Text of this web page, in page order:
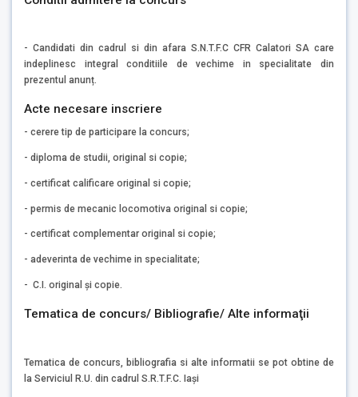
- Candidati din cadrul si din afara S.N.T.F.C CFR Calatori SA care
indeplinesc integral conditiile de vechime in specialitate din
prezentul anunț.
Acte necesare inscriere
- cerere tip de participare la concurs;
- diploma de studii, original si copie;
- certificat calificare original si copie;
- permis de mecanic locomotiva original si copie;
- certificat complementar original si copie;
- adeverinta de vechime in specialitate;
- C.I. original și copie.
Tematica de concurs/ Bibliografie/ Alte informaţii
Tematica de concurs, bibliografia si alte informatii se pot obtine de
la Serviciul R.U. din cadrul S.R.T.F.C. Iași